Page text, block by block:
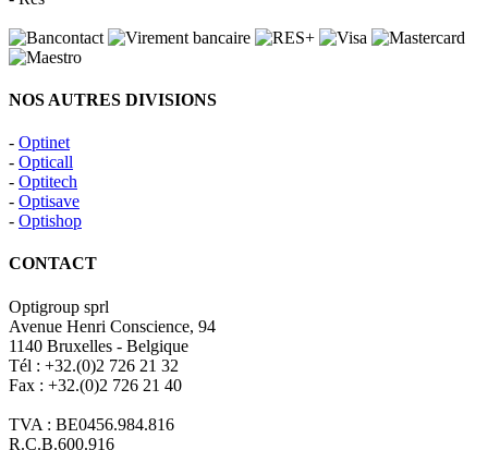
NOS AUTRES DIVISIONS
- Optinet
- Opticall
- Optitech
- Optisave
- Optishop
CONTACT
Optigroup sprl
Avenue Henri Conscience, 94
1140 Bruxelles - Belgique
Tél : +32.(0)2 726 21 32
Fax : +32.(0)2 726 21 40
TVA : BE0456.984.816
R.C.B.600.916